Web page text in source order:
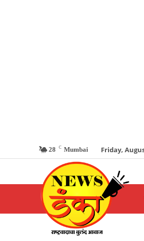
28 C Mumbai Friday,